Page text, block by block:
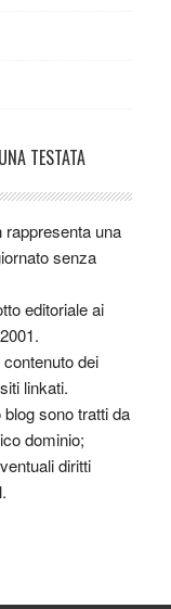
TESTATA
una
senza
editoriale ai
contenuto dei
linkati.
sono tratti da
dominio;
diritti